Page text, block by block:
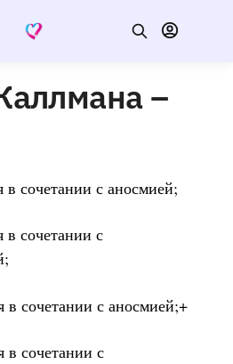
–
в сочетании с аносмией;
в сочетании с
в сочетании с аносмией;+
в сочетании с